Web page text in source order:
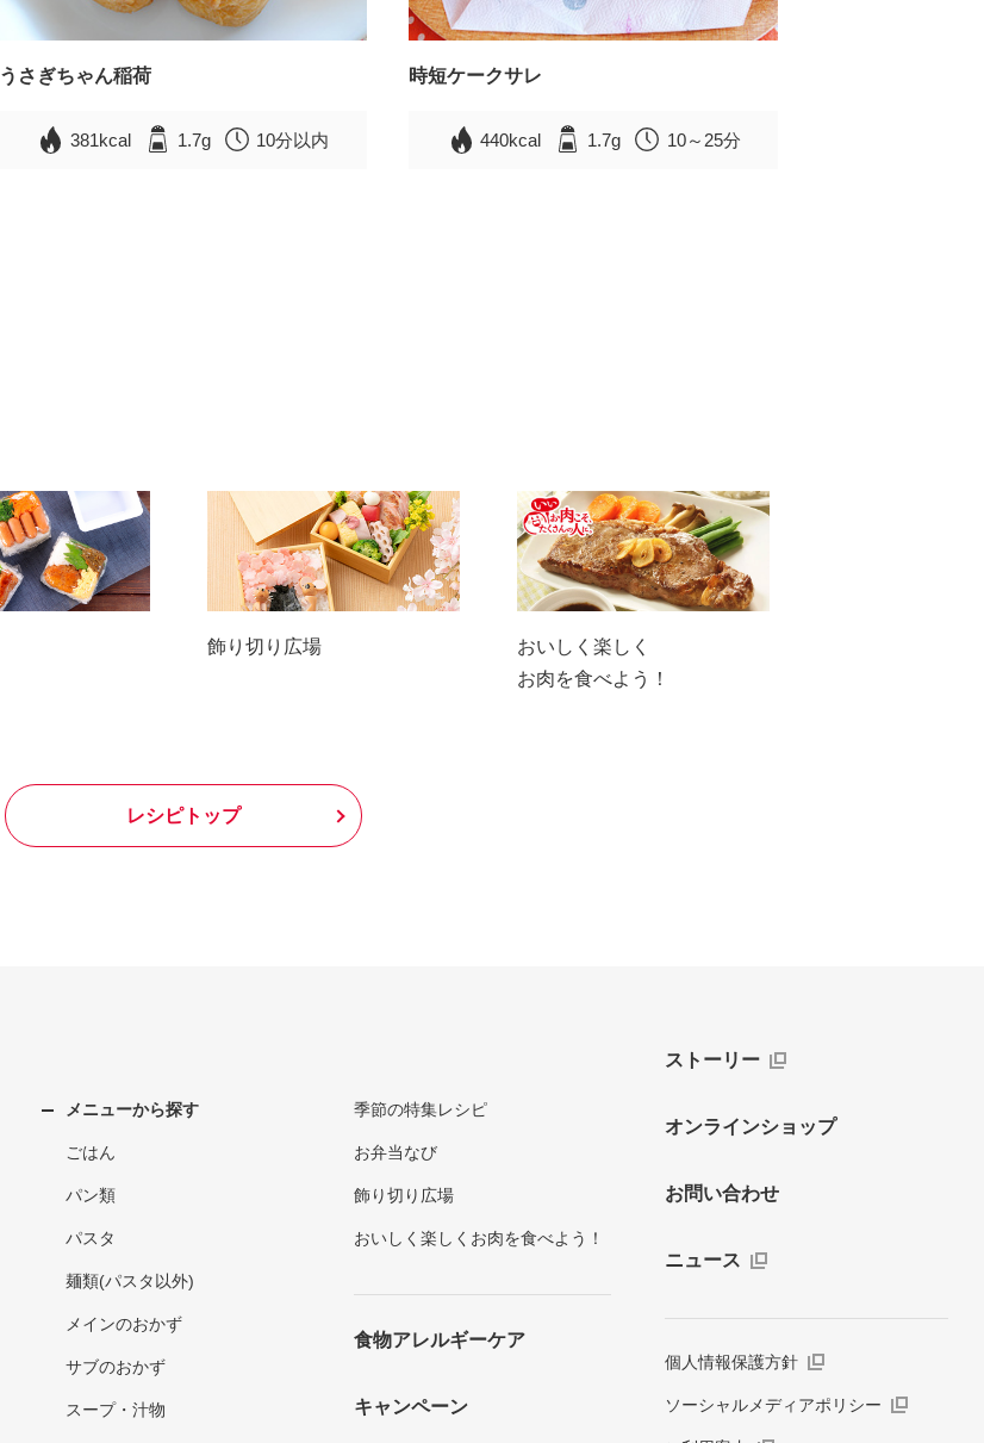
うさぎちゃん稲荷
381kcal 1.7g 10分以内
時短ケークサレ
440kcal 1.7g 10～25分
飾り切り広場
おいしく楽しく
お肉を食べよう！
レシピトップ
メニューから探す
ごはん
パン類
パスタ
麺類(パスタ以外)
メインのおかず
サブのおかず
スープ・汁物
季節の特集レシピ
お弁当なび
飾り切り広場
おいしく楽しくお肉を食べよう！
食物アレルギーケア
キャンペーン
ストーリー
オンラインショップ
お問い合わせ
ニュース
個人情報保護方針
ソーシャルメディアポリシー